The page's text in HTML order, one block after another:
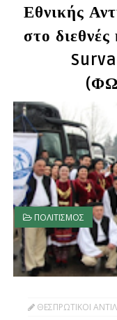
Εθνικής
στο
ΠΟΛΙΤΙΣΜΟΣ
ΘΕΣΠΡΩΤΙΚΟΙ